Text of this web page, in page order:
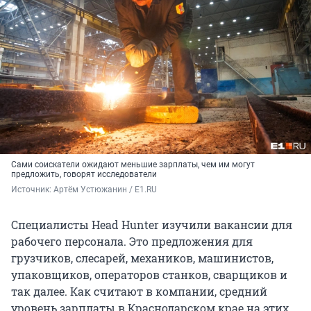
Сами соискатели ожидают меньшие зарплаты, чем им могут
предложить, говорят исследователи
Источник: Артём Устюжанин / E1.RU
Специалисты Head Hunter изучили вакансии для
рабочего персонала. Это предложения для
грузчиков, слесарей, механиков, машинистов,
упаковщиков, операторов станков, сварщиков и
так далее. Как считают в компании, средний
уровень зарплаты в Краснодарском крае на этих